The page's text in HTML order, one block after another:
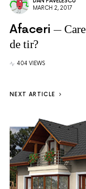
MARCH 2, 2017
Afaceri
de tir?
404 VIEWS
NEXT ARTICLE